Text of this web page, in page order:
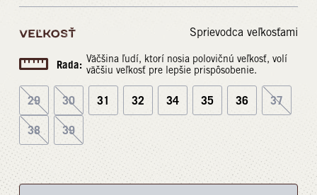
VEĽKOSŤ Sprievodca veľkosťami
Rada: Väčšina ľudí, ktorí nosia polovičnú veľkosť, volí
väčšiu veľkosť pre lepšie prispôsobenie.
29 30 31 32 34 35 36 37
38 39